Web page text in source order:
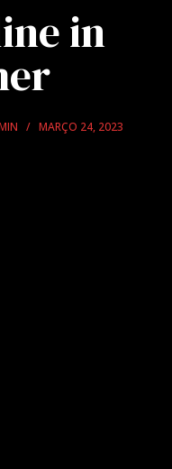
in
MARÇO 24, 2023